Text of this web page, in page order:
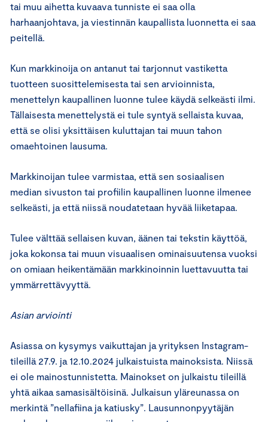
tai muu aihetta kuvaava tunniste ei saa olla
harhaanjohtava, ja viestinnän kaupallista luonnetta ei saa
peitellä.
Kun markkinoija on antanut tai tarjonnut vastiketta
tuotteen suosittelemisesta tai sen arvioinnista,
menettelyn kaupallinen luonne tulee käydä selkeästi ilmi.
Tällaisesta menettelystä ei tule syntyä sellaista kuvaa,
että se olisi yksittäisen kuluttajan tai muun tahon
omaehtoinen lausuma.
Markkinoijan tulee varmistaa, että sen sosiaalisen
median sivuston tai profiilin kaupallinen luonne ilmenee
selkeästi, ja että niissä noudatetaan hyvää liiketapaa.
Tulee välttää sellaisen kuvan, äänen tai tekstin käyttöä,
joka kokonsa tai muun visuaalisen ominaisuutensa vuoksi
on omiaan heikentämään markkinoinnin luettavuutta tai
ymmärrettävyyttä.
Asian arviointi
Asiassa on kysymys vaikuttajan ja yrityksen Instagram-
tileillä 27.9. ja 12.10.2024 julkaistuista mainoksista. Niissä
ei ole mainostunnistetta. Mainokset on julkaistu tileillä
yhtä aikaa samasisältöisinä. Julkaisun yläreunassa on
merkintä ”nellafiina ja katiusky”. Lausunnonpyytäjän